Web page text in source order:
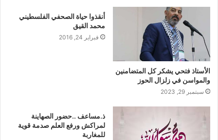
الأستاذ فتحي يشكر كل المتضامنين
والمواسن في زلزال الحوز
سبتمبر 29, 2023
أنقذوا حياة الصحفي الفلسطيني
محمد القيق
فبراير 24, 2016
ذ.مساعف ..حضور الصهاينة
لمراكش ورفع العلم صدمة قوية
للمغاربة